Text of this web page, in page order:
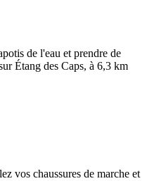
de l'eau et prendre de
Étang des Caps, à 6,3 km
vos chaussures de marche et